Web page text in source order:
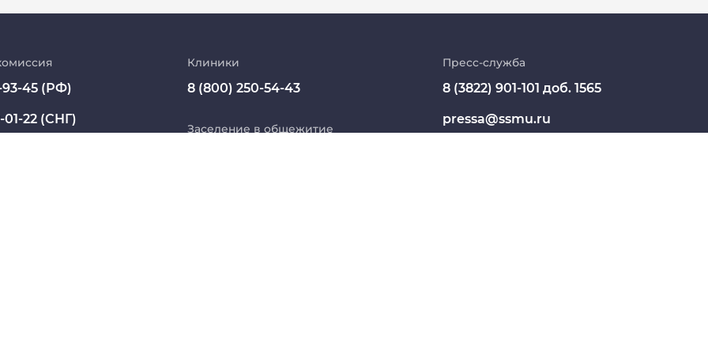
МедКласс
МАСЦ СибГМУ
Научно-медицинская библиотека
Цифровые сервисы
Единая платежная система
Образовательный портал
45 (РФ)
01-22 (СНГ)
Клиники
8 (800) 250-54-43
Заселение в общежитие
Пресс-служба
8 (3822) 901-101 доб. 1565
pressa@ssmu.ru